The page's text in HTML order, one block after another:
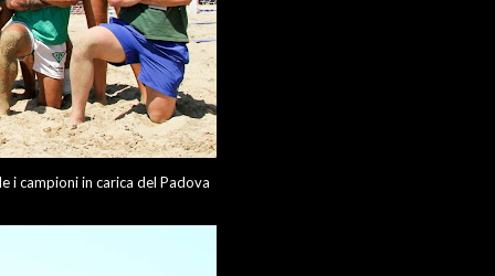
i campioni in carica del Padova